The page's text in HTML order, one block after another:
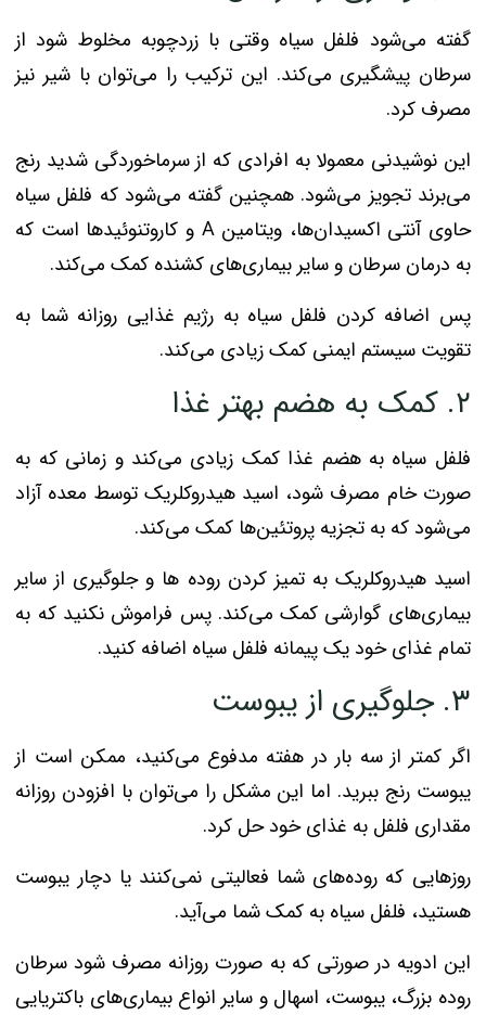
گفته می‌شود فلفل سیاه وقتی با زردچوبه مخلوط شود از
سرطان پیشگیری می‌کند. این ترکیب را می‌توان با شیر نیز
مصرف کرد.
این نوشیدنی معمولا به افرادی که از سرماخوردگی شدید رنج
می‌برند تجویز می‌شود. همچنین گفته می‌شود که فلفل سیاه
حاوی آنتی اکسیدان‌ها، ویتامین A و کاروتنوئیدها است که
به درمان سرطان و سایر بیماری‌های کشنده کمک می‌کند.
پس اضافه کردن فلفل سیاه به رژیم غذایی روزانه شما به
تقویت سیستم ایمنی کمک زیادی می‌کند.
۲. کمک به هضم بهتر غذا
فلفل سیاه به هضم غذا کمک زیادی می‌کند و زمانی که به
صورت خام مصرف شود، اسید هیدروکلریک توسط معده آزاد
می‌شود که به تجزیه پروتئین‌ها کمک می‌کند.
اسید هیدروکلریک به تمیز کردن روده ها و جلوگیری از سایر
بیماری‌های گوارشی کمک می‌کند. پس فراموش نکنید که به
تمام غذای خود یک پیمانه فلفل سیاه اضافه کنید.
۳. جلوگیری از یبوست
اگر کمتر از سه بار در هفته مدفوع می‌کنید، ممکن است از
یبوست رنج ببرید. اما این مشکل را می‌توان با افزودن روزانه
مقداری فلفل به غذای خود حل کرد.
روزهایی که روده‌های شما فعالیتی نمی‌کنند یا دچار یبوست
هستید، فلفل سیاه به کمک شما می‌آید.
این ادویه در صورتی که به صورت روزانه مصرف شود سرطان
روده بزرگ، یبوست، اسهال و سایر انواع بیماری‌های باکتریایی